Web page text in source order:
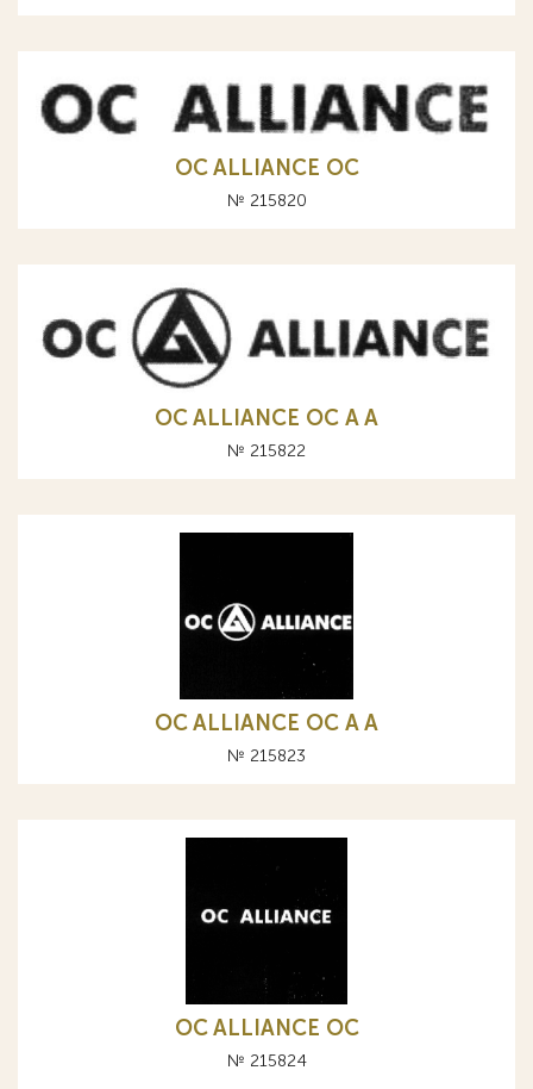
OC ALLIANCE ОС
№ 215820
OC ALLIANCE ОС A А
№ 215822
OC ALLIANCE ОС A А
№ 215823
OC ALLIANCE ОС
№ 215824